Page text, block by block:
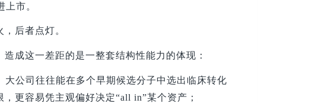
市。
后者点灯。
成这一差距的是一整套结构性能力的体现：
公司往往能在多个早期候选分子中选出临床转化
更容易凭主观偏好决定“all in”某个资产；